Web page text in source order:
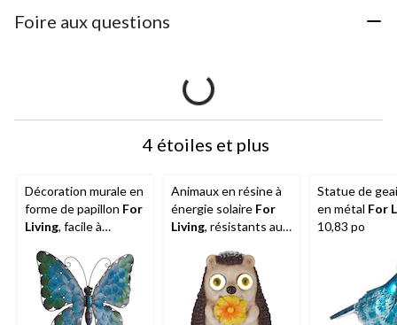
Foire aux questions
4 étoiles et plus
Décoration murale en
forme de papillon For
Living, facile à
Animaux en résine à
énergie solaire For
Living, résistants aux
Statue de
en métal For
10,83 po